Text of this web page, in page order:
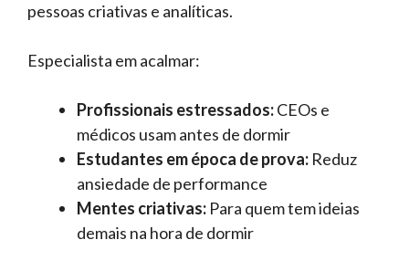
pessoas criativas e analíticas.
Especialista em acalmar:
Profissionais estressados:CEOs e
médicos usam antes de dormir
Estudantes em época de prova: Reduz
ansiedade de performance
Mentes criativas: Para quem tem ideias
demais na hora de dormir